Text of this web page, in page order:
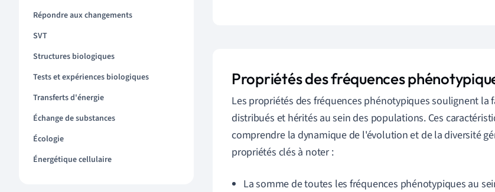
Répondre aux changements
SVT
Structures biologiques
Tests et expériences biologiques
Transferts d'énergie
Échange de substances
Écologie
Énergétique cellulaire
Propriétés des fréquences
Les propriétés des fréquences phénotypiques soulignent la
distribués et hérités au sein des populations. Ces
comprendre la dynamique de l'évolution et de la diversité
propriétés clés à noter :
La somme de toutes les fréquences phénotypiques au